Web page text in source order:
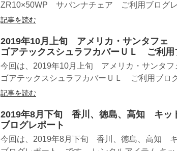
ZR10×50WP サバンナチェア ご利用ブログ
記事を読む
2019年10月上旬 アメリカ・サンタフェ
ゴアテックスシュラフカバーＵＬ ご利用
今回は、2019年10月上旬 アメリカ・サンタ
ゴアテックスシュラフカバーＵＬ ご利用ブロ
記事を読む
2019年8月下旬 香川、徳島、高知 キッ
ブログレポート
今回は、2019年8月下旬 香川、徳島、高知